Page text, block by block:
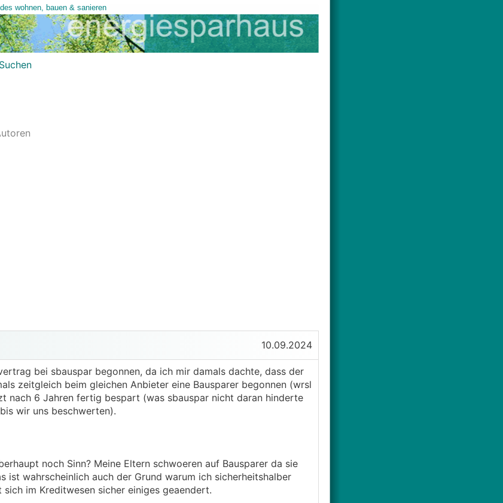
Suchen
10.09.2024
bei sbauspar begonnen, da ich mir damals dachte, dass der
zeitgleich beim gleichen Anbieter eine Bausparer begonnen (wrsl
nach 6 Jahren fertig bespart (was sbauspar nicht daran hinderte
wir uns beschwerten).
noch Sinn? Meine Eltern schwoeren auf Bausparer da sie
ist wahrscheinlich auch der Grund warum ich sicherheitshalber
im Kreditwesen sicher einiges geaendert.